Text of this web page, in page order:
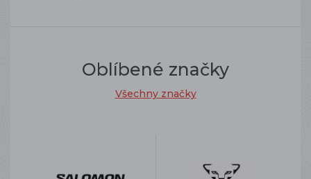
Oblíbené značky
Všechny značky